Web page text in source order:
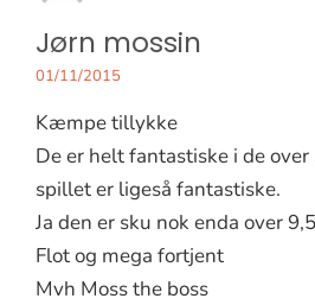
Jørn mossin
01/11/2015
Kæmpe tillykke
De er helt fantastiske i de
spillet er ligeså fantastiske.
Ja den er sku nok enda over
Flot og mega fortjent
Mvh Moss the boss